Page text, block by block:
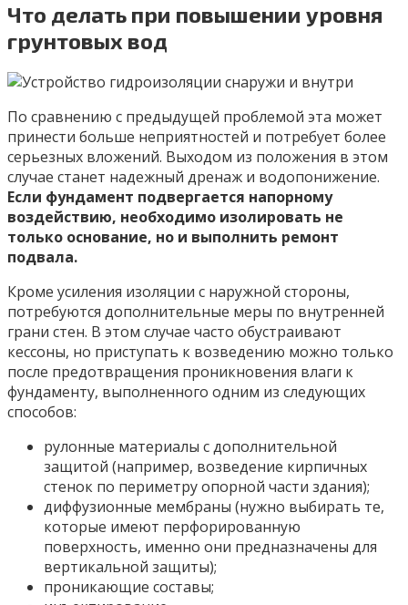
Что делать при повышении уровня
грунтовых вод
По сравнению с предыдущей проблемой эта может
принести больше неприятностей и потребует более
серьезных вложений. Выходом из положения в этом
случае станет надежный дренаж и водопонижение.
Если фундамент подвергается напорному
воздействию, необходимо изолировать не
только основание, но и выполнить ремонт
подвала.
Кроме усиления изоляции с наружной стороны,
потребуются дополнительные меры по внутренней
грани стен. В этом случае часто обустраивают
кессоны, но приступать к возведению можно только
после предотвращения проникновения влаги к
фундаменту, выполненного одним из следующих
способов:
рулонные материалы с дополнительной
защитой (например, возведение кирпичных
стенок по периметру опорной части здания);
диффузионные мембраны (нужно выбирать те,
которые имеют перфорированную
поверхность, именно они предназначены для
вертикальной защиты);
проникающие составы;